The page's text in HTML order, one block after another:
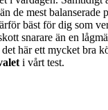
de mest balanserade
bäst för dig som
snarare än en
det här ett mycket bra
i vårt test.